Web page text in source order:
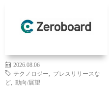
2026.08.06
テクノロジー
プレスリリースな
ど
動向/展望